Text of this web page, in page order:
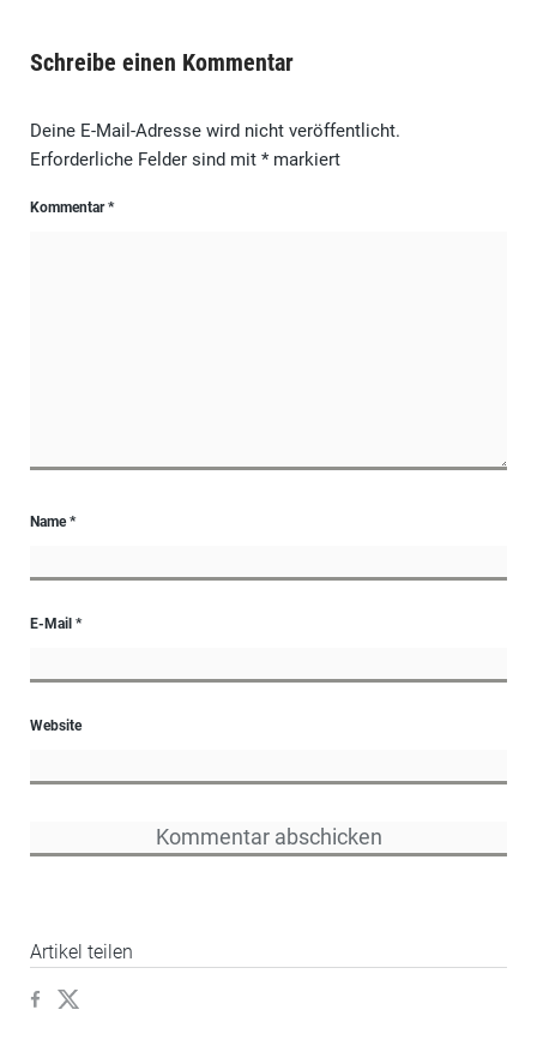
Schreibe einen Kommentar
Deine E-Mail-Adresse wird nicht veröffentlicht.
Erforderliche Felder sind mit *markiert
Kommentar*
Name*
E-Mail *
Website
Artikel teilen